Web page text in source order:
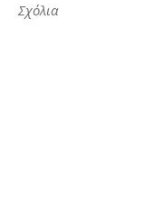
Σχόλια